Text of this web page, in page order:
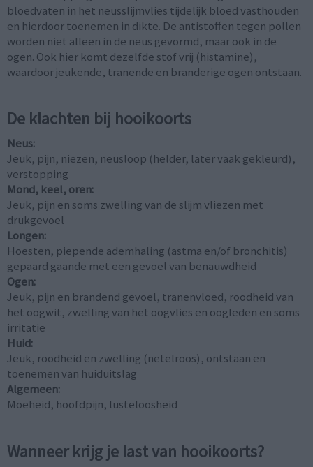
bloedvaten in het neusslijmvlies tijdelijk bloed vasthouden
en hierdoor toenemen in dikte. De antistoffen tegen pollen
worden niet alleen in de neus gevormd, maar ook in de
ogen. Ook hier komt dezelfde stof vrij (histamine),
waardoor jeukende, tranende en branderige ogen ontstaan.
De klachten bij hooikoorts
Neus:
Jeuk, pijn, niezen, neusloop (helder, later vaak gekleurd),
verstopping
Mond, keel, oren:
Jeuk, pijn en soms zwelling van de slijm vliezen met
drukgevoel
Longen:
Hoesten, piepende ademhaling (astma en/of bronchitis)
gepaard gaande met een gevoel van benauwdheid
Ogen:
Jeuk, pijn en brandend gevoel, tranenvloed, roodheid van
het oogwit, zwelling van het oogvlies en oogleden en soms
irritatie
Huid:
Jeuk, roodheid en zwelling (netelroos), ontstaan en
toenemen van huiduitslag
Algemeen:
Moeheid, hoofdpijn, lusteloosheid
Wanneer krijg je last van hooikoorts?